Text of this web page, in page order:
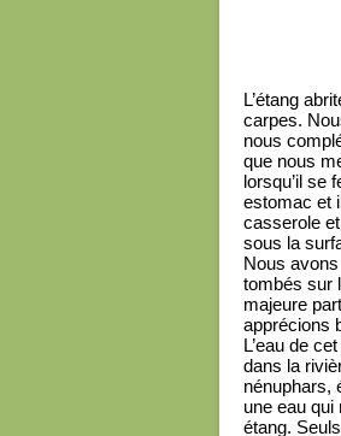
L’étang
carpes.
nous
que nous
lorsqu’il se
estomac et
casserole
sous la
Nous
tombés sur
majeure
apprécions
L’eau de
dans la
nénuphars,
une eau qui
étang.